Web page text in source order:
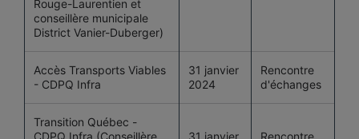
Rouge-Laurentien et
conseillère municipale
District Vanier-Duberger)
Accès Transports Viables
- CDPQ Infra
31 janvier
2024
Rencontre
d'échanges
Transition Québec -
CDPQ Infra (Conseillère
31 janvier
Rencontre